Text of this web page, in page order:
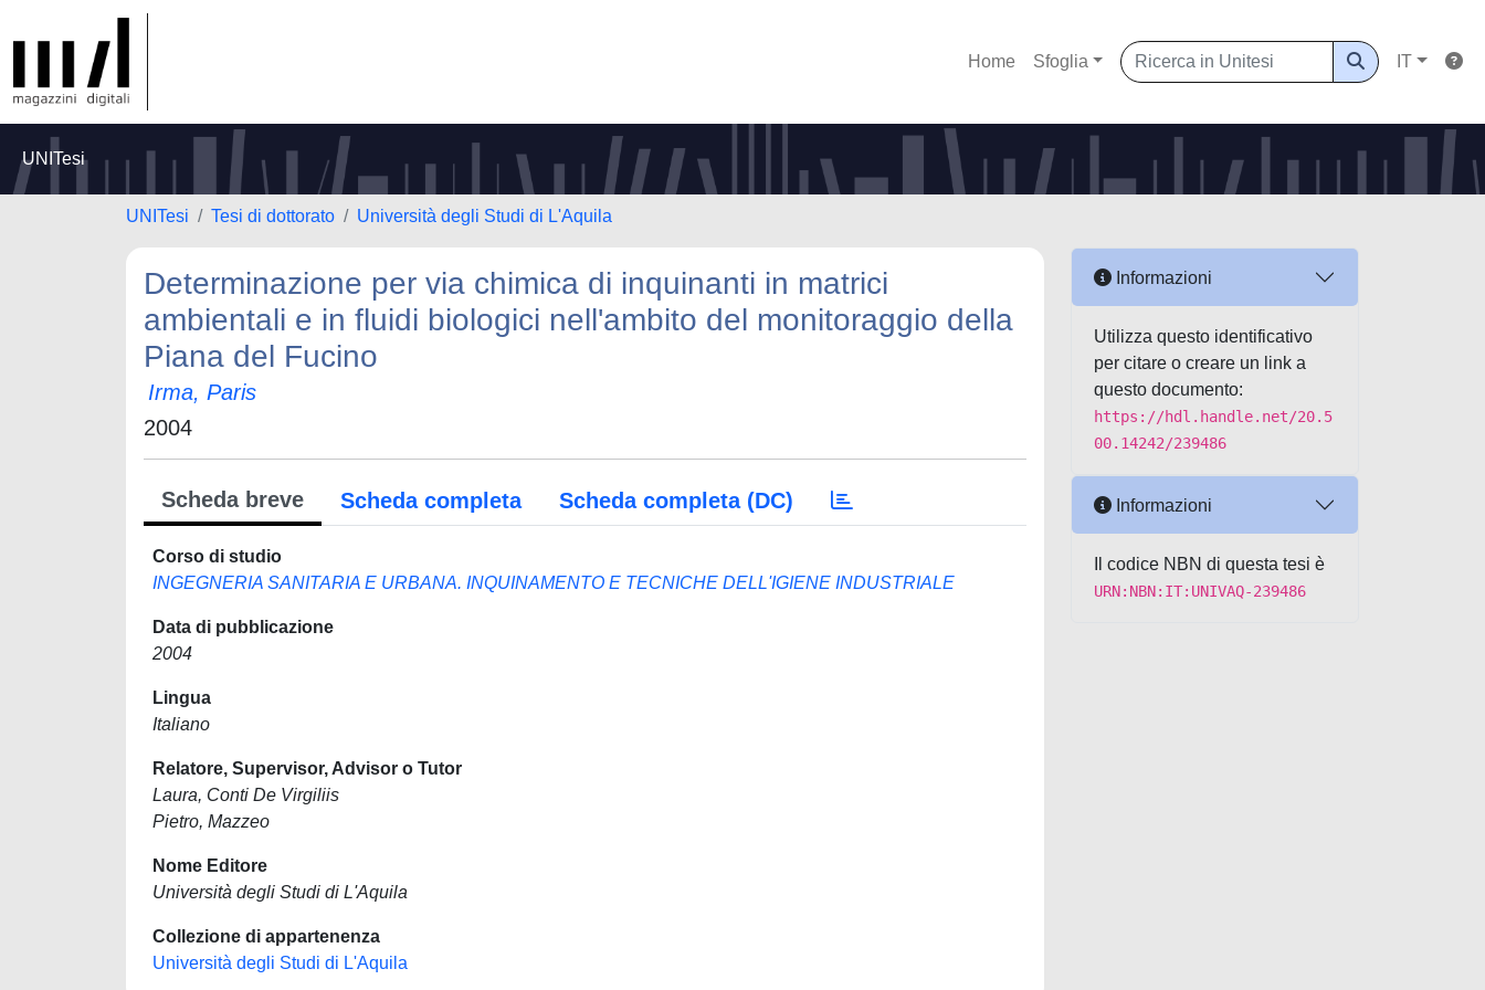
Home Sfoglia IT
UNITesi
UNITesi Tesi di dottorato Università degli Studi di L'Aquila
Determinazione per via chimica di inquinanti in matrici
ambientali e in fluidi biologici nell'ambito del monitoraggio della
Piana del Fucino
Irma, Paris
2004
Scheda breve Scheda completa Scheda completa (DC)
Corso di studio
INGEGNERIA SANITARIA E URBANA. INQUINAMENTO E TECNICHE DELL'IGIENE INDUSTRIALE
Data di pubblicazione
2004
Lingua
Italiano
Relatore, Supervisor, Advisor o Tutor
Laura, Conti De Virgiliis
Pietro, Mazzeo
Nome Editore
Università degli Studi di L'Aquila
Collezione di appartenenza
Università degli Studi di L'Aquila
Informazioni
Utilizza questo identificativo
per citare o creare un link a
questo documento:
https://hdl.handle.net/20.5
00.14242/239486
Informazioni
Il codice NBN di questa tesi è
URN:NBN:IT:UNIVAQ-239486